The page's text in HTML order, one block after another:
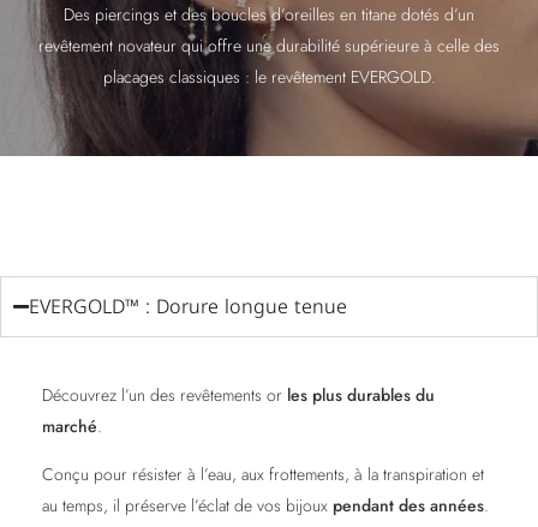
Des piercings et des boucles d’oreilles en titane dotés d’un
revêtement novateur qui offre une durabilité supérieure à celle des
placages classiques : le revêtement EVERGOLD.
EVERGOLD™ : Dorure longue tenue
Découvrez l’un des revêtements or les plus durables du
marché.
Conçu pour résister à l’eau, aux frottements, à la transpiration et
au temps, il préserve l’éclat de vos bijoux pendant des années.